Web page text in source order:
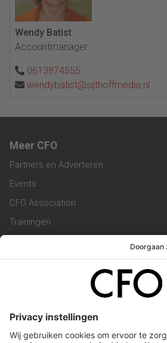
Wendy Batist
Accountmanager
0613874555
wendybatist@sijthoffmedia.nl
Meer CFO
Partners en Adverteren
Events
CFO Association
Trainingen
Vacatures
Service & Contact
Werken bij ons
Privacy Statement